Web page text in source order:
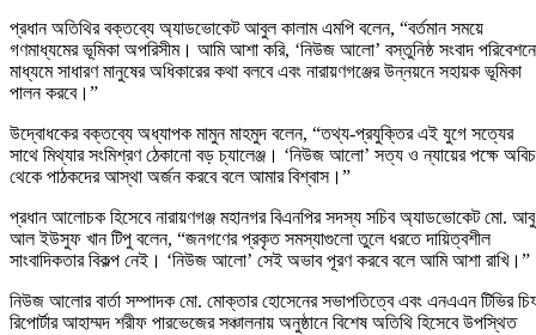
প্রধান অতিথির বক্তব্যে অ্যাডভোকেট আবুল কালাম এমপি বলেন, “বর্তমান সময়ে
গণমাধ্যমের ভূমিকা অপরিসীম। আমি আশা করি, ‘নিউজ আলো’ বস্তুনিষ্ঠ সংবাদ
মাধ্যমে সাধারণ মানুষের অধিকারের কথা বলবে এবং নারায়ণগঞ্জের উন্নয়নে সহায়ক ভূমিকা
পালন করবে।”
উদ্বোধকের বক্তব্যে অধ্যাপক মামুন মাহমুদ বলেন, “তথ্য-প্রযুক্তির এই যুগে সত্যের
সাথে মিথ্যার সংমিশ্রণ ঠেকানো বড় চ্যালেঞ্জ। ‘নিউজ আলো’ সত্য ও ন্যায়ের পক্ষে
থেকে পাঠকদের আস্থা অর্জন করবে বলে আমার বিশ্বাস।”
প্রধান আলোচক হিসেবে নারায়ণগঞ্জ মহানগর বিএনপির সদস্য সচিব অ্যাডভোকেট মো. আবু
আল ইউসুফ খান টিপু বলেন, “জনগণের প্রকৃত সমস্যাগুলো তুলে ধরতে দায়িত্বশীল
সাংবাদিকতার বিকল্প নেই। ‘নিউজ আলো’ সেই অভাব পূরণ করবে বলে আমি আশা রাখি।”
নিউজ আলোর বার্তা সম্পাদক মো. মোক্তার হোসেনের সভাপতিত্বে এবং এনএএন টিভির
রিপোর্টার আহাম্মদ শরীফ পারভেজের সঞ্চালনায় অনুষ্ঠানে বিশেষ অতিথি হিসেবে উপস্থিত